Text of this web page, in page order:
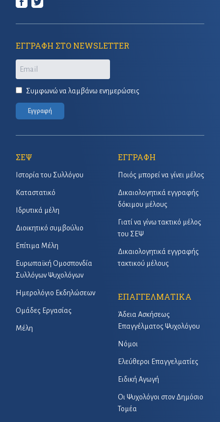
ΕΓΓΡΑΦΗ ΣΤΟ NEWSLETTER
Email
Συμφωνώ να λαμβάνω ενημερώσεις
Εγγραφή
ΣΕΨ
Ιστορία του Συλλόγου
Καταστατικό
Ιδρυτικά μέλη
Διοικητικό συμβούλιο
Επίτιμα Μέλη
Ευρωπαϊκή Ομοσπονδία
Συλλόγων Ψυχολόγων
Ημερολόγιο Εκδηλώσεων
Ομάδες Εργασίας
Μέλη
ΕΓΓΡΑΦΗ
Ποιός μπορεί να γίνει μέλος
Δικαιολογητικά εγγραφής
δόκιμου μέλους
Γιατί να γίνω τακτικό μέλος
του ΣΕΨ
Δικαιολογητικά εγγραφής
τακτικού μέλους
ΕΠΑΓΓΕΛΜΑΤΙΚΑ
Άδεια Ασκήσεως
Επαγγέλματος Ψυχολόγου
Νόμοι
Ελεύθεροι Επαγγελματίες
Ειδική Αγωγή
Οι Ψυχολόγοι στον Δημόσιο
Τομέα